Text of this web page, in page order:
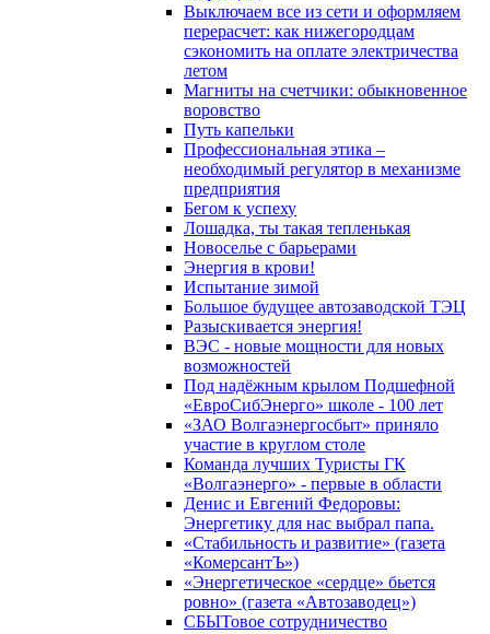
Выключаем все из сети и оформляем
перерасчет: как нижегородцам
сэкономить на оплате электричества
летом
Магниты на счетчики: обыкновенное
воровство
Путь капельки
Профессиональная этика –
необходимый регулятор в механизме
предприятия
Бегом к успеху
Лошадка, ты такая тепленькая
Новоселье с барьерами
Энергия в крови!
Испытание зимой
Большое будущее автозаводской ТЭЦ
Разыскивается энергия!
ВЭС - новые мощности для новых
возможностей
Под надёжным крылом Подшефной
«ЕвроСибЭнерго» школе - 100 лет
«ЗАО Волгаэнергосбыт» приняло
участие в круглом столе
Команда лучших Туристы ГК
«Волгаэнерго» - первые в области
Денис и Евгений Федоровы:
Энергетику для нас выбрал папа.
«Стабильность и развитие» (газета
«КомерсантЪ»)
«Энергетическое «сердце» бьется
ровно» (газета «Автозаводец»)
СБЫТовое сотрудничество